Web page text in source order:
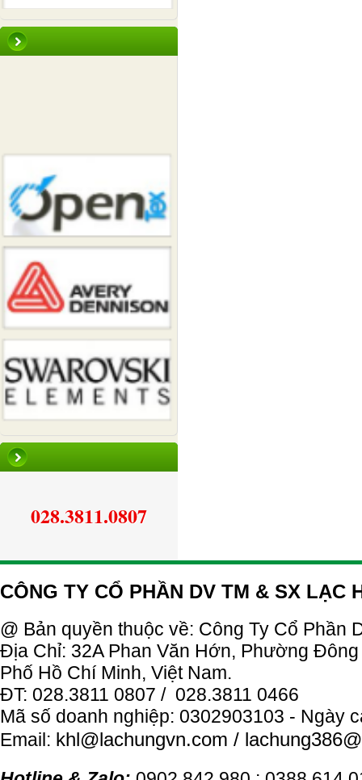
028.3811.0807
CÔNG TY CỔ PHẦN DV TM & SX LẠC
@ Bản quyền thuộc về: Công Ty Cổ Phần
Địa Chỉ: 32A Phan Văn Hớn, Phường
Phố Hồ Chí Minh, Việt Nam.
ĐT: 028.3811 0807 / 028.3811 0466
Mã số doanh nghiệp: 0302903103 - Ngày
Email: khl@lachungvn.com /